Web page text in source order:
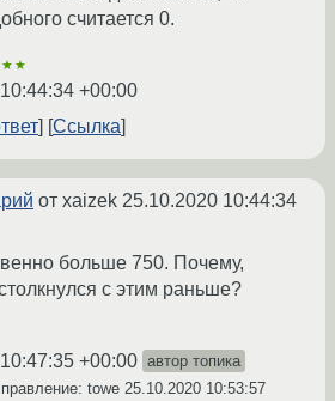
считается 0.
+00:00
Ссылка
от xaizek 25.10.2020 10:44:34
больше 750. Почему,
с этим раньше?
+00:00 автор топика
towe 25.10.2020 10:53:57